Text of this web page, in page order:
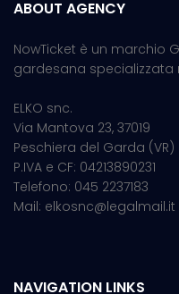
ABOUT AGENCY
NowTicket è un marchio
gardesana specializzata
ELKO snc.
Via Mantova 23, 37019
Peschiera del Garda (VR)
P.IVA e CF: 04213890231
Telefono: 045 2237183
Mail: elkosnc@legalmail.it
NAVIGATION LINKS